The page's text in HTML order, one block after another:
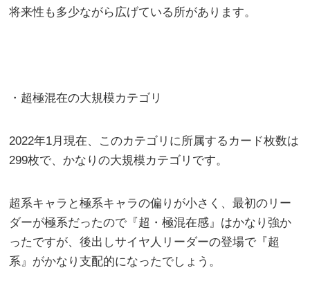
将来性も多少ながら広げている所があります。
・超極混在の大規模カテゴリ
2022年1月現在、このカテゴリに所属するカード枚数は
299枚で、かなりの大規模カテゴリです。
超系キャラと極系キャラの偏りが小さく、最初のリー
ダーが極系だったので『超・極混在感』はかなり強か
ったですが、後出しサイヤ人リーダーの登場で『超
系』がかなり支配的になったでしょう。